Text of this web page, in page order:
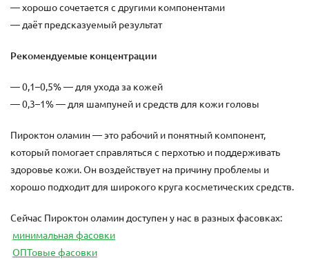
— хорошо сочетается с другими компонентами
— даёт предсказуемый результат
Рекомендуемые концентрации
— 0,1–0,5% — для ухода за кожей
— 0,3–1% — для шампуней и средств для кожи головы
Пироктон оламин — это рабочий и понятный компонент,
который помогает справляться с перхотью и поддерживать
здоровье кожи. Он воздействует на причину проблемы и
хорошо подходит для широкого круга косметических средств.
Сейчас Пироктон оламин доступен у нас в разных фасовках:
минимальная фасовки
ОПТовые фасовки